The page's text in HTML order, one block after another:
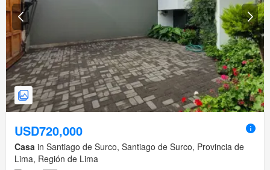
USD720,000
Casa in Santiago de Surco, Santiago de Surco, Provincia de
Lima, Región de Lima